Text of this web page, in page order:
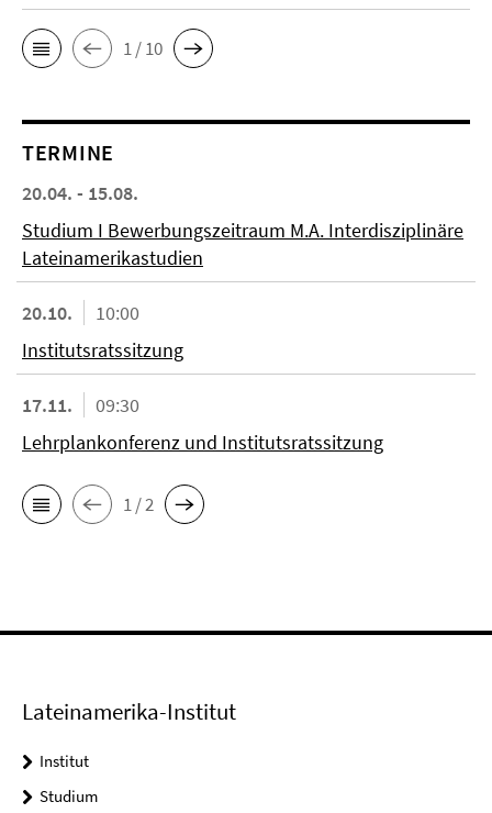
1 / 10
TERMINE
20.04. - 15.08.
Studium I Bewerbungszeitraum M.A. Interdisziplinäre
Lateinamerikastudien
20.10.
10:00
Institutsratssitzung
17.11.
09:30
Lehrplankonferenz und Institutsratssitzung
1 / 2
Lateinamerika-Institut
Institut
Studium